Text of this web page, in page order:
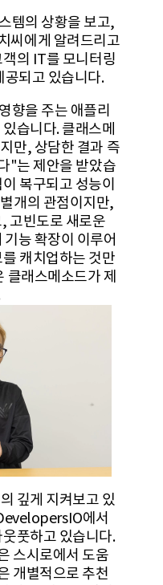
템의 상황을 보고,
씨에게 알려드리고
의 IT를 모니터링
공되고 있습니다.
향을 주는 애플리
습니다. 클래스메
만, 상담한 결과 즉
"는 제안을 받았습
복구되고 성능이
개의 관점이지만,
고빈도로 새로운
능 확장이 이루어
캐치업하는 것만
클래스메소드가 제
깊게 지켜보고 있
에서
풋하고 있습니다.
스시로에서 도움
개별적으로 추천